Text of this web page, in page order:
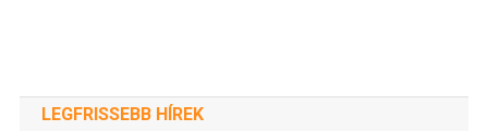
LEGFRISSEBB HÍREK